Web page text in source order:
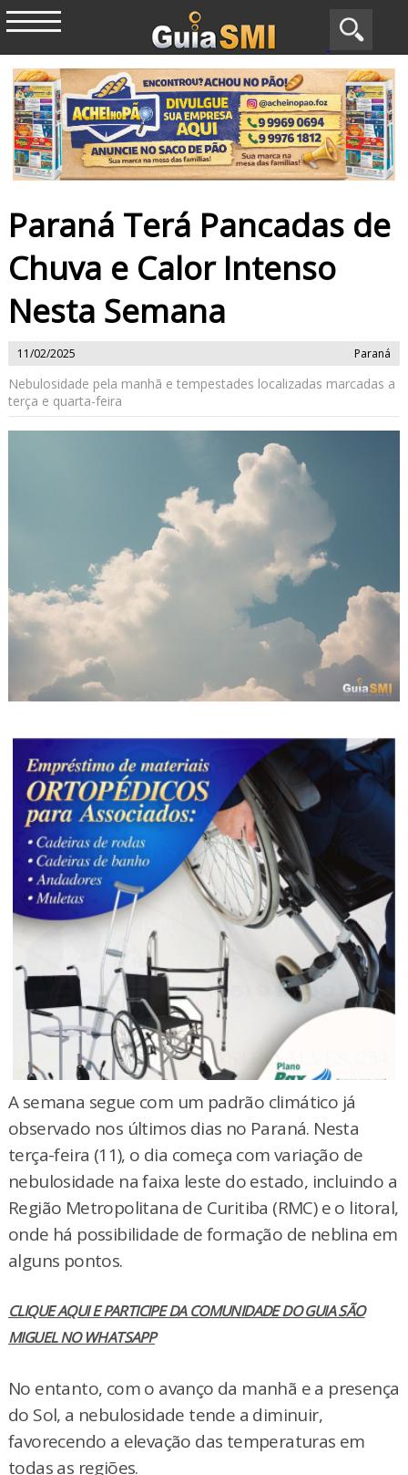
Paraná Terá Pancadas de
Chuva e Calor Intenso
Nesta Semana
11/02/2025 Paraná
Nebulosidade pela manhã e tempestades localizadas marcadas a
terça e quarta-feira
A semana segue com um padrão climático já
observado nos últimos dias no Paraná. Nesta
terça-feira (11), o dia começa com variação de
nebulosidade na faixa leste do estado, incluindo a
Região Metropolitana de Curitiba (RMC) e o litoral,
onde há possibilidade de formação de neblina em
alguns pontos.
CLIQUE AQUI E PARTICIPE DA COMUNIDADE DO GUIA SÃO
MIGUEL NO WHATSAPP
No entanto, com o avanço da manhã e a presença
do Sol, a nebulosidade tende a diminuir,
favorecendo a elevação das temperaturas em
todas as regiões.